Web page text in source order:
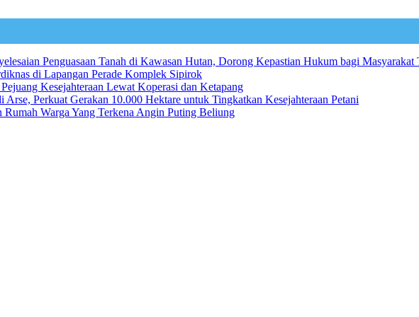
Penguasaan Tanah di Kawasan Hutan, Dorong Kepastian Hukum bagi Masyarakat
di Lapangan Perade Komplek Sipirok
Kesejahteraan Lewat Koperasi dan Ketapang
Arse, Perkuat Gerakan 10.000 Hektare untuk Tingkatkan Kesejahteraan Petani
Warga Yang Terkena Angin Puting Beliung